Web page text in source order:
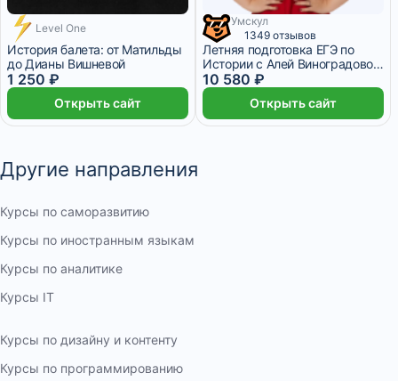
Level One
История балета: от Матильды
до Дианы Вишневой
1 250 ₽
Открыть сайт
2 645 ₽/мес 1 месяц
Умскул
1349 отзывов
Летняя подготовка ЕГЭ по
Истории с Алей Виноградовой
– 11 класс
10 580 ₽
Открыть сайт
Другие направления
Курсы по саморазвитию
Курсы по иностранным языкам
Курсы по аналитике
Курсы IT
Курсы по дизайну и контенту
Курсы по программированию